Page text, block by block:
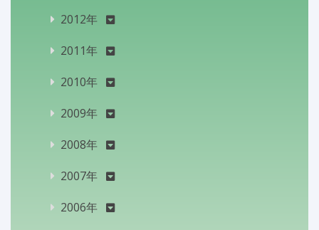
2012年
2011年
2010年
2009年
2008年
2007年
2006年